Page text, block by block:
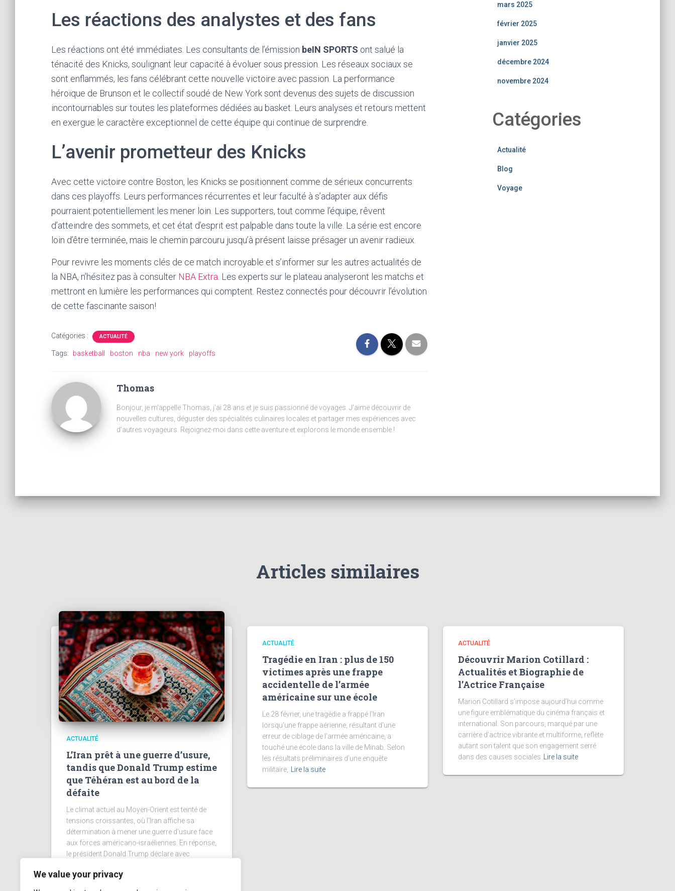
We value your privacy
Les réactions des analystes et des fans
Les réactions ont été immédiates. Les consultants de l’émission beIN SPORTS ont salué la
ténacité des Knicks, soulignant leur capacité à évoluer sous pression. Les réseaux sociaux se
sont enflammés, les fans célébrant cette nouvelle victoire avec passion. La performance
héroïque de Brunson et le collectif soudé de New York sont devenus des sujets de discussion
incontournables sur toutes les plateformes dédiées au basket. Leurs analyses et retours mettent
en exergue le caractère exceptionnel de cette équipe qui continue de surprendre.
L’avenir prometteur des Knicks
Avec cette victoire contre Boston, les Knicks se positionnent comme de sérieux concurrents
dans ces playoffs. Leurs performances récurrentes et leur faculté à s’adapter aux défis
pourraient potentiellement les mener loin. Les supporters, tout comme l’équipe, rêvent
d’atteindre des sommets, et cet état d’esprit est palpable dans toute la ville. La série est encore
loin d’être terminée, mais le chemin parcouru jusqu’à présent laisse présager un avenir radieux.
Pour revivre les moments clés de ce match incroyable et s’informer sur les autres actualités de
la NBA, n’hésitez pas à consulter NBA Extra . Les experts sur le plateau analyseront les matchs et
mettront en lumière les performances qui comptent. Restez connectés pour découvrir l’évolution
de cette fascinante saison!
Catégories : ACTUALITÉ
Tags: basketball boston nba new york playoffs
Thomas
Bonjour, je m'appelle Thomas, j'ai 28 ans et je suis passionné de voyages. J'aime découvrir de
nouvelles cultures, déguster des spécialités culinaires locales et partager mes expériences avec
d'autres voyageurs. Rejoignez-moi dans cette aventure et explorons le monde ensemble !
mars 2025
février 2025
janvier 2025
décembre 2024
novembre 2024
Catégories
Actualité
Blog
Voyage
Articles similaires
ACTUALITÉ
L’Iran prêt à une guerre d’usure,
tandis que Donald Trump estime
que Téhéran est au bord de la
défaite
Le climat actuel au Moyen-Orient est teinté de
tensions croissantes, où l’Iran affiche sa
détermination à mener une guerre d’usure face
aux forces américano-israéliennes. En réponse,
le président Donald Trump déclare avec
ACTUALITÉ
Tragédie en Iran : plus de 150
victimes après une frappe
accidentelle de l’armée
américaine sur une école
Le 28 février, une tragédie a frappé l’Iran
lorsqu’une frappe aérienne, résultant d’une
erreur de ciblage de l’armée américaine, a
touché une école dans la ville de Minab. Selon
les résultats préliminaires d’une enquête
militaire,
Lire la suite
ACTUALITÉ
Découvrir Marion Cotillard :
Actualités et Biographie de
l’Actrice Française
Marion Cotillard s’impose aujourd’hui comme
une figure emblématique du cinéma français et
international. Son parcours, marqué par une
carrière d’actrice vibrante et multiforme, reflète
autant son talent que son engagement serré
dans des causes sociales
Lire la suite